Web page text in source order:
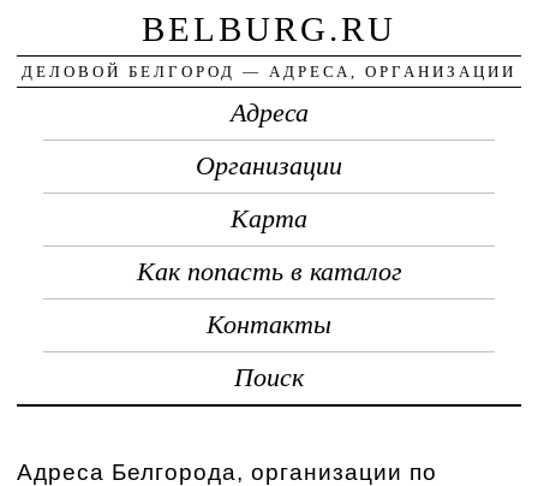
BELBURG.RU
ДЕЛОВОЙ БЕЛГОРОД — АДРЕСА, ОРГАНИЗАЦИИ
Адреса
Организации
Карта
Как попасть в каталог
Контакты
Поиск
Адреса Белгорода, организации по